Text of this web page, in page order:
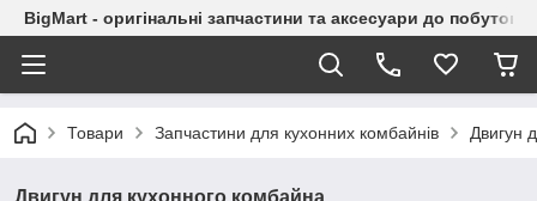
BigMart - оригінальні запчастини та аксесуари до побутової
Товари Запчастини для кухонних комбайнів Двигун
Двигун для кухонного комбайна